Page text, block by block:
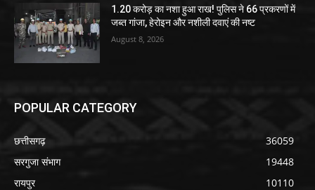
1.20 करोड़ का नशा हुआ राख! पुलिस ने 66 प्रकरणों में
जब्त गांजा, हेरोइन और नशीली दवाएं की नष्ट
August 8, 2026
POPULAR CATEGORY
छत्तीसगढ़
36059
सरगुजा संभाग
19448
रायपुर
10110